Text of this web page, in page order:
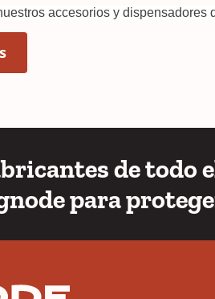
accesorios y
(Opens in a new window)
de todo
para